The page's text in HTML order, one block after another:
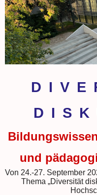
und
Von 24.-27. September
Thema „Diversität